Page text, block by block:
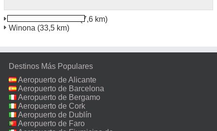
(7,6 km)
Winona (33,5 km)
Destinos Más Populares
Aeropuerto de Alicante
Aeropuerto de Barcelona
Aeropuerto de Bergamo
Aeropuerto de Cork
Aeropuerto de Dublín
Aeropuerto de Faro